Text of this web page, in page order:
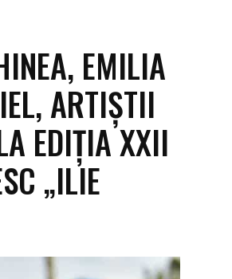
EMILIA
ARTIȘTII
EDIȚIA XXII
„ILIE